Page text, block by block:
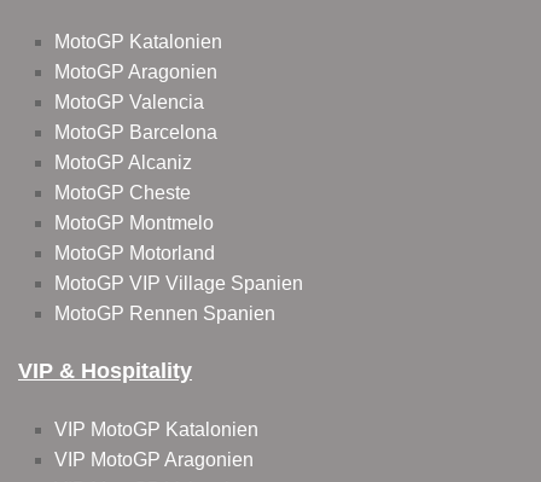
MotoGP Katalonien
MotoGP Aragonien
MotoGP Valencia
MotoGP Barcelona
MotoGP Alcaniz
MotoGP Cheste
MotoGP Montmelo
MotoGP Motorland
MotoGP VIP Village Spanien
MotoGP Rennen Spanien
VIP & Hospitality
VIP MotoGP Katalonien
VIP MotoGP Aragonien